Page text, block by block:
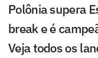
Polônia supera
break e é
Veja todos os